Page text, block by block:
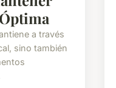
a través
sino también